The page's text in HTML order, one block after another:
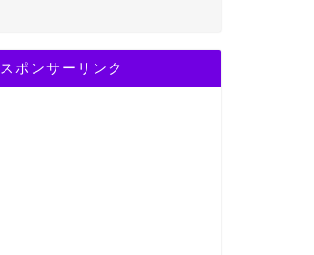
スポンサーリンク